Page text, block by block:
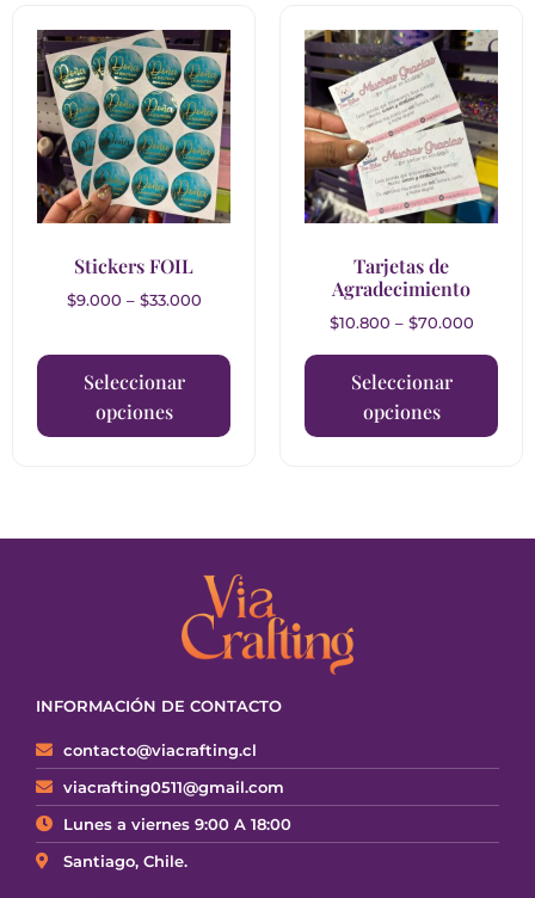
Stickers FOIL
$9.000 – $33.000
Seleccionar
opciones
Tarjetas de
Agradecimiento
$10.800 – $70.000
Seleccionar
opciones
INFORMACIÓN DE CONTACTO
contacto@viacrafting.cl
viacrafting0511@gmail.com
Lunes a viernes 9:00 A 18:00
Santiago, Chile.